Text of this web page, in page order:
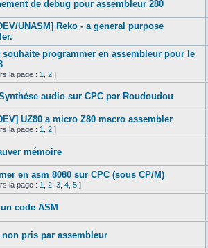
de debug pour assembleur 280
UNASM] Reko - a general purpose
souhaite programmer en assembleur pour le
la page : 1 2 ]
audio sur CPC par Roudoudou
UZ80 a micro Z80 macro assembler
la page : 1 2 ]
mémoire
en asm 8080 sur CPC (sous CP/M)
la page : 1 2 3 4 5 ]
code ASM
non pris par assembleur